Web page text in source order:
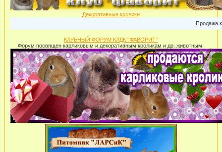
Декоративные кролики
Продажа
КЛУБНЫЙ ФОРУМ КЛДК "ФАВОРИТ"
Форум посвящен карликовым и декоративным кроликам и др. животным.